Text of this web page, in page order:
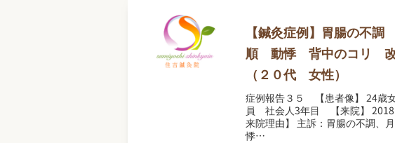
【鍼灸症例】胃腸の不
順 動悸 背中のコリ 改
（２０代 女性）
症例報告３５ 【患者像】 24歳
員 社会人3年目 【来院】
来院理由】 主訴：胃腸の不調、
悸…